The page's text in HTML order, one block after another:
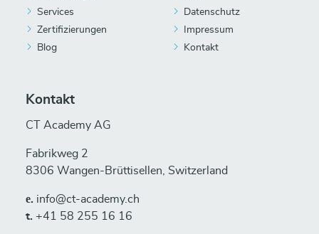
Services
Zertifizierungen
Blog
Datenschutz
Impressum
Kontakt
Kontakt
CT Academy AG
Fabrikweg 2
8306 Wangen-Brüttisellen, Switzerland
е. info@ct-academy.ch
t. +41 58 255 16 16